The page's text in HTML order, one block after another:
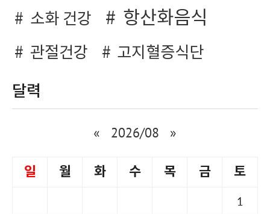
소화 건강
항산화음식
관절건강 고지혈증식단
달력
« 2026/08 »
일 월 화 수 목 금 토
1